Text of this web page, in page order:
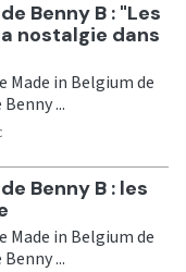
Benny B : "Les
nostalgie dans
Made in Belgium de
...
Benny B : les
Made in Belgium de
...